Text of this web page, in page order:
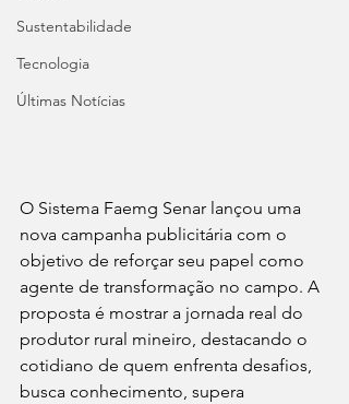
Sustentabilidade
Tecnologia
Últimas Notícias
O Sistema Faemg Senar lançou uma
nova campanha publicitária com o
objetivo de reforçar seu papel como
agente de transformação no campo. A
proposta é mostrar a jornada real do
produtor rural mineiro, destacando o
cotidiano de quem enfrenta desafios,
busca conhecimento, supera